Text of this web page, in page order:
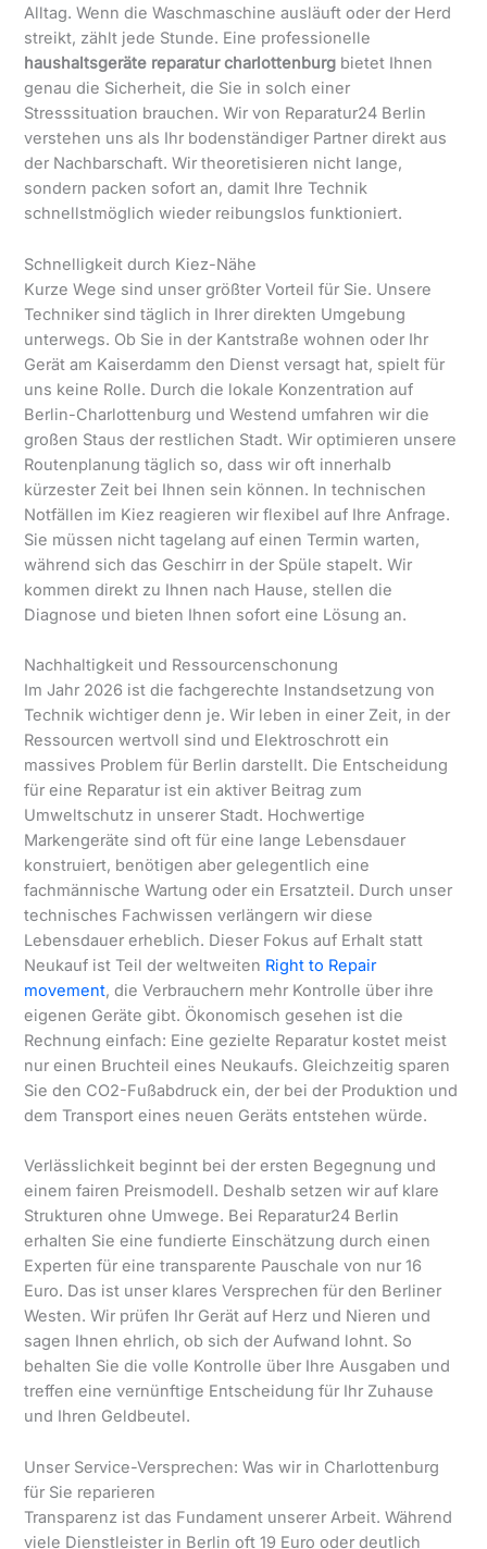
Alltag. Wenn die Waschmaschine ausläuft oder der Herd
streikt, zählt jede Stunde. Eine professionelle
haushaltsgeräte reparatur charlottenburg bietet Ihnen
genau die Sicherheit, die Sie in solch einer
Stresssituation brauchen. Wir von Reparatur24 Berlin
verstehen uns als Ihr bodenständiger Partner direkt aus
der Nachbarschaft. Wir theoretisieren nicht lange,
sondern packen sofort an, damit Ihre Technik
schnellstmöglich wieder reibungslos funktioniert.
Schnelligkeit durch Kiez-Nähe
Kurze Wege sind unser größter Vorteil für Sie. Unsere
Techniker sind täglich in Ihrer direkten Umgebung
unterwegs. Ob Sie in der Kantstraße wohnen oder Ihr
Gerät am Kaiserdamm den Dienst versagt hat, spielt für
uns keine Rolle. Durch die lokale Konzentration auf
Berlin-Charlottenburg und Westend umfahren wir die
großen Staus der restlichen Stadt. Wir optimieren unsere
Routenplanung täglich so, dass wir oft innerhalb
kürzester Zeit bei Ihnen sein können. In technischen
Notfällen im Kiez reagieren wir flexibel auf Ihre Anfrage.
Sie müssen nicht tagelang auf einen Termin warten,
während sich das Geschirr in der Spüle stapelt. Wir
kommen direkt zu Ihnen nach Hause, stellen die
Diagnose und bieten Ihnen sofort eine Lösung an.
Nachhaltigkeit und Ressourcenschonung
Im Jahr 2026 ist die fachgerechte Instandsetzung von
Technik wichtiger denn je. Wir leben in einer Zeit, in der
Ressourcen wertvoll sind und Elektroschrott ein
massives Problem für Berlin darstellt. Die Entscheidung
für eine Reparatur ist ein aktiver Beitrag zum
Umweltschutz in unserer Stadt. Hochwertige
Markengeräte sind oft für eine lange Lebensdauer
konstruiert, benötigen aber gelegentlich eine
fachmännische Wartung oder ein Ersatzteil. Durch unser
technisches Fachwissen verlängern wir diese
Lebensdauer erheblich. Dieser Fokus auf Erhalt statt
Neukauf ist Teil der weltweiten Right to Repair
movement, die Verbrauchern mehr Kontrolle über ihre
eigenen Geräte gibt. Ökonomisch gesehen ist die
Rechnung einfach: Eine gezielte Reparatur kostet meist
nur einen Bruchteil eines Neukaufs. Gleichzeitig sparen
Sie den CO2-Fußabdruck ein, der bei der Produktion und
dem Transport eines neuen Geräts entstehen würde.
Verlässlichkeit beginnt bei der ersten Begegnung und
einem fairen Preismodell. Deshalb setzen wir auf klare
Strukturen ohne Umwege. Bei Reparatur24 Berlin
erhalten Sie eine fundierte Einschätzung durch einen
Experten für eine transparente Pauschale von nur 16
Euro. Das ist unser klares Versprechen für den Berliner
Westen. Wir prüfen Ihr Gerät auf Herz und Nieren und
sagen Ihnen ehrlich, ob sich der Aufwand lohnt. So
behalten Sie die volle Kontrolle über Ihre Ausgaben und
treffen eine vernünftige Entscheidung für Ihr Zuhause
und Ihren Geldbeutel.
Unser Service-Versprechen: Was wir in Charlottenburg
für Sie reparieren
Transparenz ist das Fundament unserer Arbeit. Während
viele Dienstleister in Berlin oft 19 Euro oder deutlich